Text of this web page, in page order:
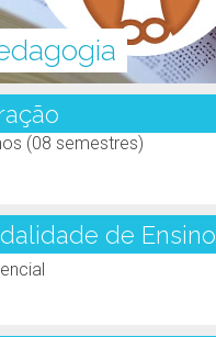
(08 semestres)
de Ensino